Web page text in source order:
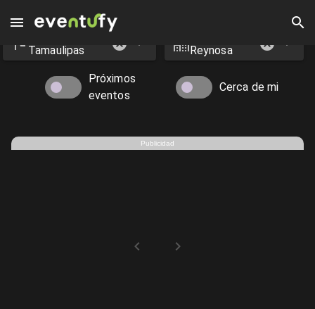
Eventos en Reynosa - Eventufy 2026 | Eventufy
Tamaulipas Reynosa
Próximos
eventos
Cerca de mi
Publicidad